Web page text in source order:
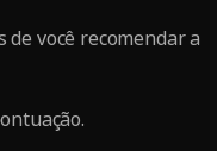
de você recomendar a